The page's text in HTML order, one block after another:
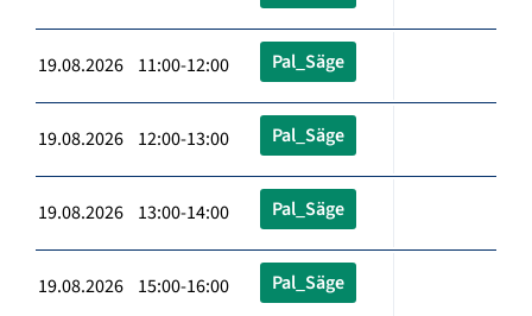
19.08.2026 11:00-12:00 Pal_Säge
19.08.2026 12:00-13:00 Pal_Säge
19.08.2026 13:00-14:00 Pal_Säge
19.08.2026 15:00-16:00 Pal_Säge